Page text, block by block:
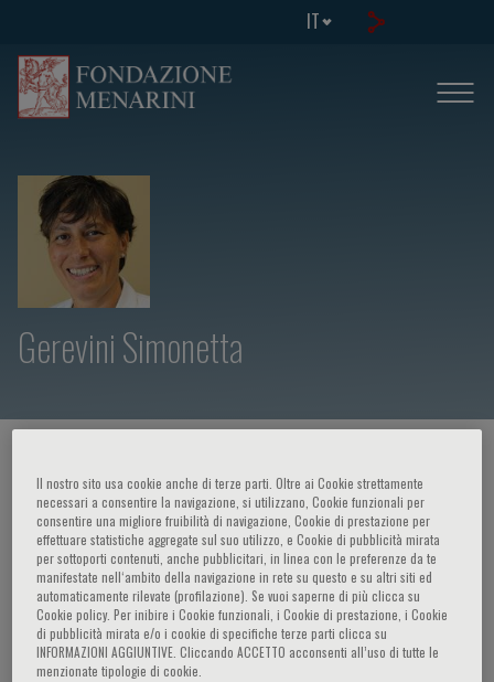
IT
Gerevini Simonetta
Gerevini Simonetta
M.D: Simonetta Gerevini Doctor in Medicine and
Surgery in 1994 and Specialist in Clinical Radiology
Il nostro sito usa cookie anche di terze parti. Oltre ai Cookie strettamente
necessari a consentire la navigazione, si utilizzano, Cookie funzionali per
consentire una migliore fruibilità di navigazione, Cookie di prestazione per
effettuare statistiche aggregate sul suo utilizzo, e Cookie di pubblicità mirata
per sottoporti contenuti, anche pubblicitari, in linea con le preferenze da te
manifestate nell‘ambito della navigazione in rete su questo e su altri siti ed
automaticamente rilevate (profilazione). Se vuoi saperne di più clicca su
Cookie policy. Per inibire i Cookie funzionali, i Cookie di prestazione, i Cookie
di pubblicità mirata e/o i cookie di specifiche terze parti clicca su
INFORMAZIONI AGGIUNTIVE. Cliccando ACCETTO acconsenti all’uso di tutte le
menzionate tipologie di cookie.